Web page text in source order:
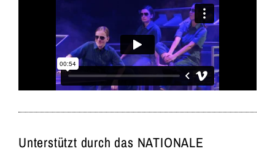
Unterstützt durch das NATIONALE